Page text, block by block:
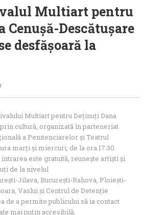
Multiart pentru
Cenuşă-Descătuşare
desfășoară la
Multiart pentru Deţinuţi Dana
prin cultură, organizată în parteneriat
a Penitenciarelor și Teatrul
marți și miercuri, de la ora 17.30.
este gratuită, reunește artişti şi
de la nivelul
Jilava, București-Rahova, Ploiești-
Vaslui și Centrul de Detenție
de a permite publicului să ia contact
mai puțin accesibilă.